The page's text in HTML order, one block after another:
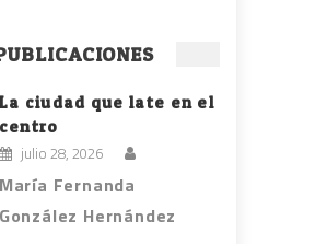
La ciudad que late en el
centro
julio 28, 2026
María Fernanda
González Hernández